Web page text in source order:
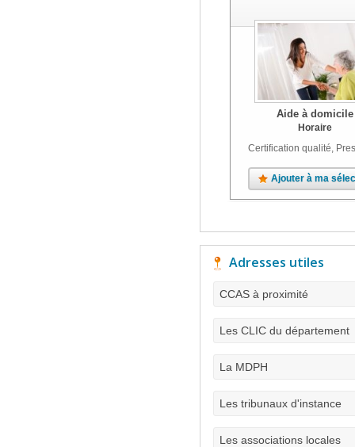
Aide à domicile
Horaire
Certification qualité,
Ajouter à ma
Adresses utiles
CCAS à proximité
Les CLIC du département
La MDPH
Les tribunaux d'instance
Les associations locales